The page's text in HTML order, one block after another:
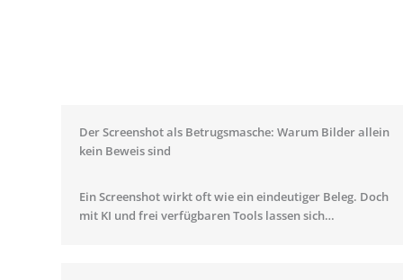
Der Screenshot als Betrugsmasche: Warum Bilder allein
kein Beweis sind
Ein Screenshot wirkt oft wie ein eindeutiger Beleg. Doch
mit KI und frei verfügbaren Tools lassen sich…